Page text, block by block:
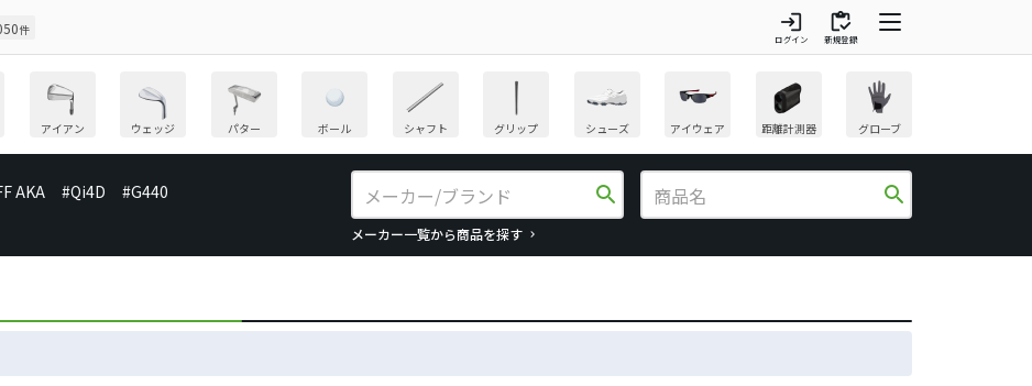
件 login
ログイン
inventory
新規登録
アイアン ウェッジ パター ボール シャフト グリップ シューズ アイウェア 距離計測器 グローブ
AKA #Qi4D #G440 search
メーカー一覧から商品を探す
search